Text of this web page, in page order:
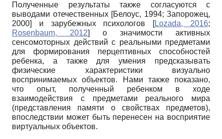
Полученные результаты также согласуются с
выводами отечественных [Белоус, 1994; Запорожец,
2000] и зарубежных психологов [Lozada, 2016;
Rosenbaum, 2012]
о значимости активных
сенсомоторных действий с реальными предметами
для формирования перцептивных способностей
ребенка, а также для умения предсказывать
физические характеристики визуально
воспринимаемых объектов. Нами также показано,
что опыт, полученный ребенком в ходе
взаимодействия с предметами реального мира
(представления памяти о свойствах предметов),
впоследствии может быть перенесен на восприятие
виртуальных объектов.